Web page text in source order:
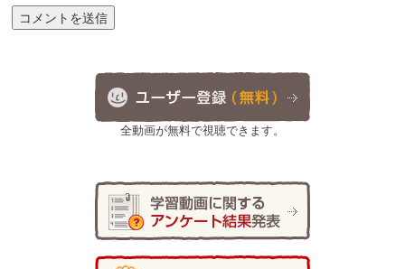
全動画が無料で視聴できます。